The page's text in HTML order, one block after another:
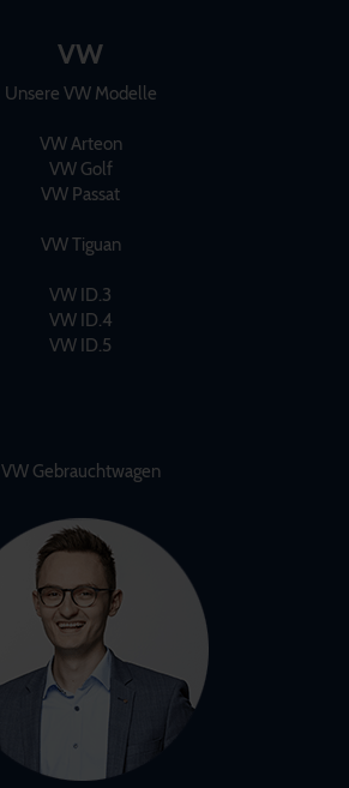
VW
Unsere VW Modelle
VW Arteon
VW Golf
VW Passat
VW Tiguan
VW ID.3
VW ID.4
VW ID.5
VW Gebrauchtwagen